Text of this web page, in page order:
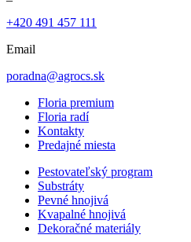
+420 491 457 111
Email
poradna@agrocs.sk
Floria premium
Floria radí
Kontakty
Predajné miesta
Pestovateľský program
Substráty
Pevné hnojivá
Kvapalné hnojivá
Dekoračné materiály